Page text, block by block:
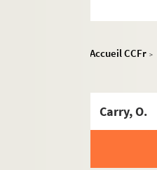
Accueil CCFr >
Carry, O.